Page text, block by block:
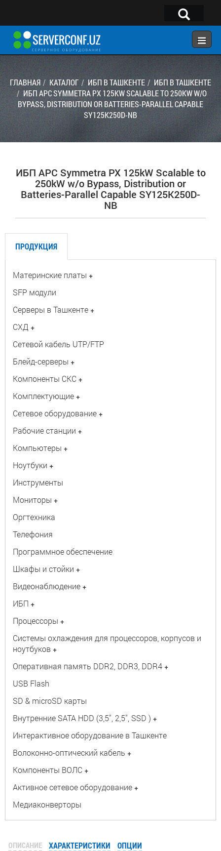
×
ГЛАВНАЯ
КОНФИГУРАТОР
КАТАЛОГ
УСЛУГИ
КОНТАКТЫ
Telegram:@serverconf_uz
Тел: (90) 932-18-00
ГЛАВНАЯ КАТАЛОГ ИБП В ТАШКЕНТЕ
ИБП В ТАШКЕНТЕ
ИБП APC SYMMETRA PX 125KW SCALABLE TO 250KW W/O
BYPASS, DISTRIBUTION OR BATTERIES-PARALLEL CAPABLE
SY125K250D-NB
ИБП APC Symmetra PX 125kW Scalable to
250kW w/o Bypass, Distribution or
Batteries-Parallel Capable SY125K250D-
NB
ПРОДУКЦИЯ
Материнские платы +
SFP модули
Серверы в Ташкенте +
СХД +
Сетевой кабель UTP/FTP
Блейд-серверы +
Компоненты СКС +
Комплектующие +
Сетевое оборудование +
Рабочие станции +
Компьютеры +
Ноутбуки +
Инструменты
Мониторы +
Оргтехника
Телефония
Программное обеспечение
Шкафы и стойки +
Видеонаблюдение +
ИБП +
Процессоры +
Системы охлаждения для процессоров, корпусов и
ноутбуков +
Оперативная память DDR2, DDR3, DDR4 +
USB Flash
SD & microSD карты
Внутренние SATA HDD (3,5", 2,5", SSD ) +
Интерактивное оборудование в Ташкенте
Волоконно-оптический кабель +
Компоненты ВОЛС +
Активное сетевое оборудование +
Медиаконверторы
ОПИСАНИЕ ХАРАКТЕРИСТИКИ ОПЦИИ